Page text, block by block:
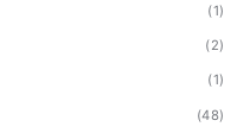
(1)
(2)
(1)
(48)